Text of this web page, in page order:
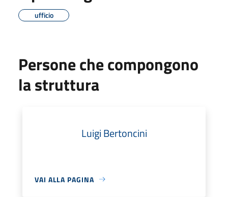
ufficio
Persone che compongono
la struttura
Luigi Bertoncini
VAI ALLA PAGINA